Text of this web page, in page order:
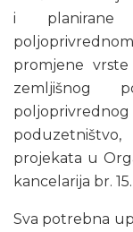
i planirane
promjene
zemljišnog
projekata u
kancelarija br. 15.
Sva potrebna